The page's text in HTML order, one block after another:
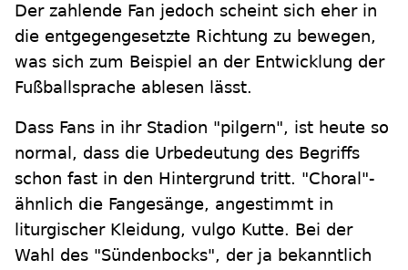
Der zahlende Fan jedoch scheint sich eher in
die entgegengesetzte Richtung zu bewegen,
was sich zum Beispiel an der Entwicklung der
Fußballsprache ablesen lässt.
Dass Fans in ihr Stadion "pilgern", ist heute so
normal, dass die Urbedeutung des Begriffs
schon fast in den Hintergrund tritt. "Choral"-
ähnlich die Fangesänge, angestimmt in
liturgischer Kleidung, vulgo Kutte. Bei der
Wahl des "Sündenbocks", der ja bekanntlich